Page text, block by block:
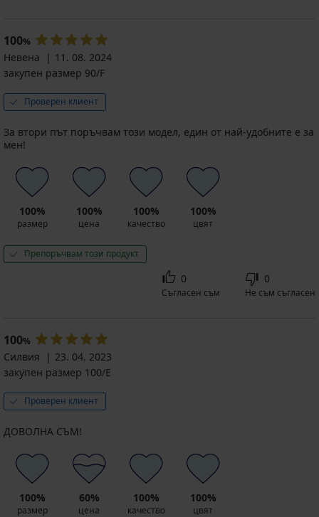
100%
Невена
11. 08. 2024
закупен размер 90/F
Проверен клиент
За втори път поръчвам този модел, един от най-удобните е за
мен!
100%
размер
100%
цена
100%
качество
100%
цвят
Препоръчвам този продукт
0
Съгласен съм
0
Не съм съгласен
100%
Силвия
23. 04. 2023
закупен размер 100/E
Проверен клиент
ДОВОЛНА СЪМ!
100%
размер
60%
цена
100%
качество
100%
цвят